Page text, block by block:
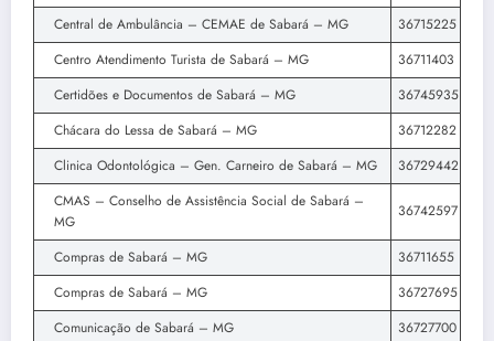
Central de Ambulância – CEMAE de Sabará – MG
36715225
Centro Atendimento Turista de Sabará – MG
36711403
Certidões e Documentos de Sabará – MG
36745935
Chácara do Lessa de Sabará – MG
36712282
Clinica Odontológica – Gen. Carneiro de Sabará – MG
36729442
CMAS – Conselho de Assistência Social de Sabará –
MG
36742597
Compras de Sabará – MG
36711655
Compras de Sabará – MG
36727695
Comunicação de Sabará – MG
36727700